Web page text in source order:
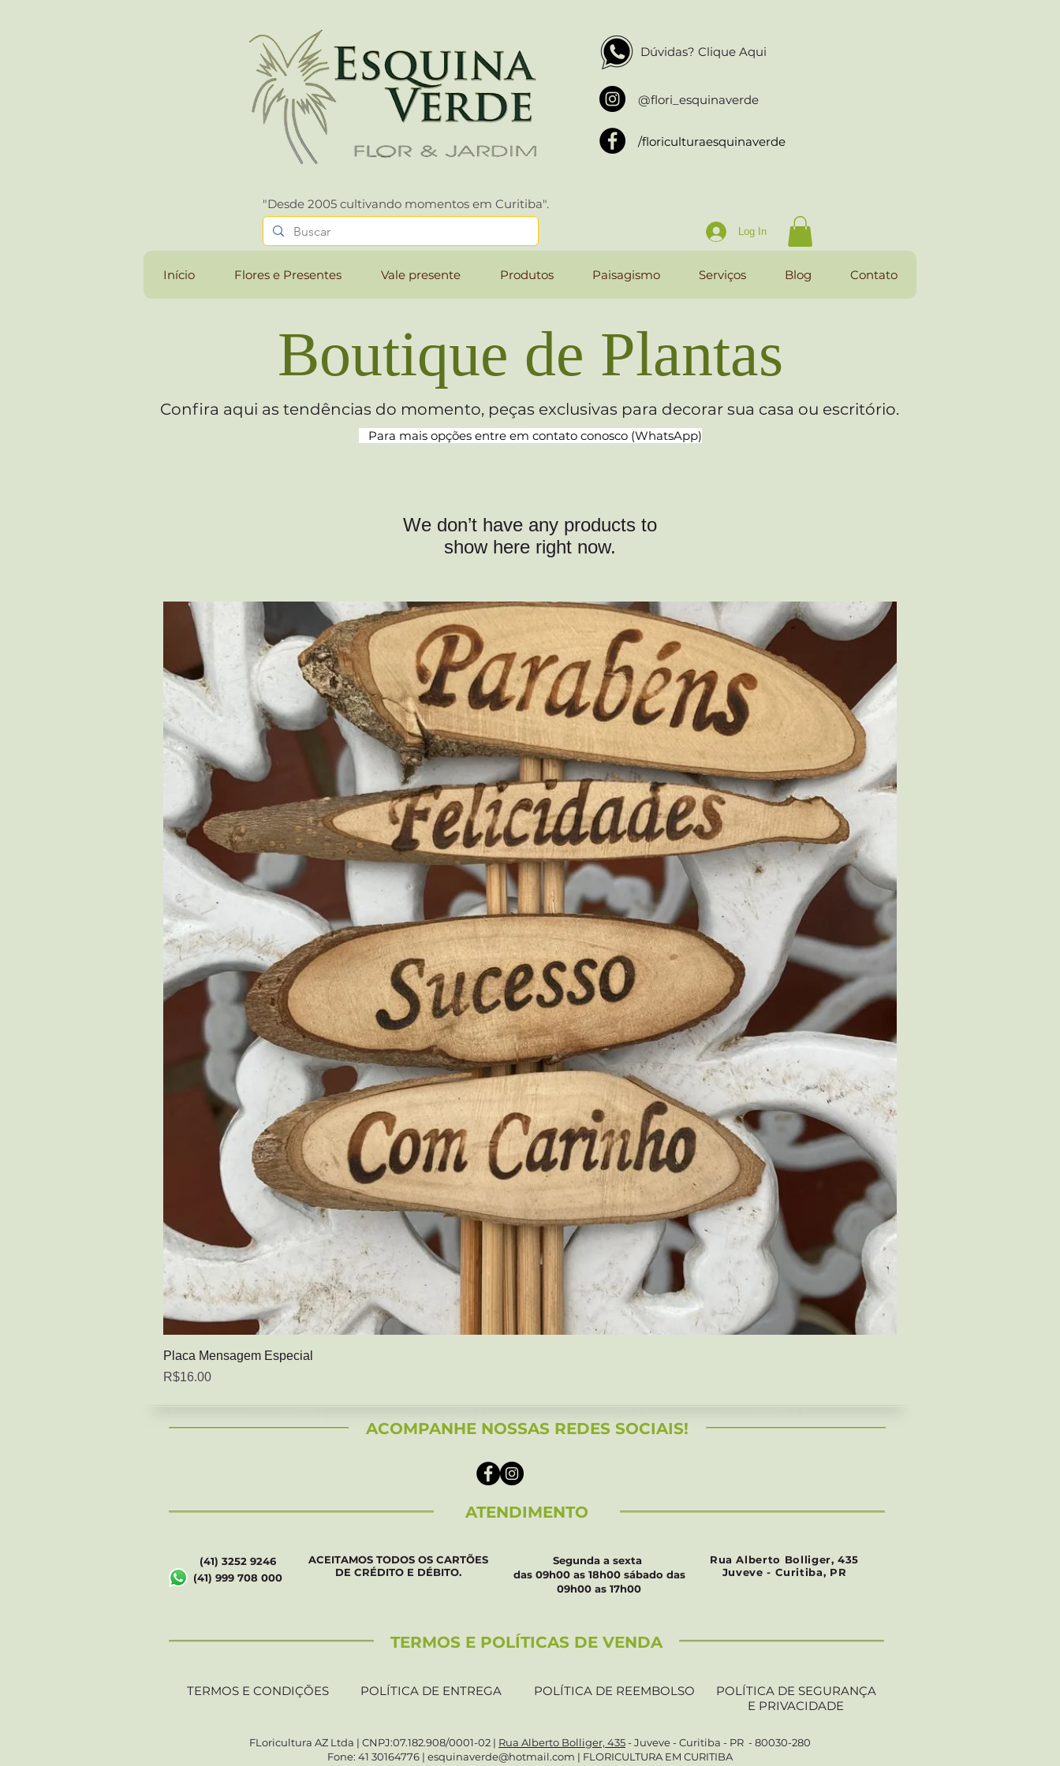
Dúvidas? Clique Aqui
@flori_esquinaverde
/floriculturaesquinaverde
"Desde 2005 cultivando momentos em Curitiba".
Log In
Início Flores e Presentes Vale presente Produtos Paisagismo Serviços Blog Contato
Boutique de Plantas
Confira aqui as tendências do momento, peças exclusivas para decorar sua casa ou escritório.
Para mais opções entre em contato conosco (WhatsApp)
We don’t have any products to
show here right now.
Placa Mensagem Especial
Price
R$16.00
ACOMPANHE NOSSAS REDES SOCIAIS!
ATENDIMENTO
(41) 3252 9246
(41) 999 708 000
ACEITAMOS TODOS OS CARTÕES
DE CRÉDITO E DÉBITO.
Segunda a sexta
das 09h00 as 18h00 sábado das
09h00 as 17h00
Rua Alberto Bolliger, 435
Juveve - Curitiba, PR
TERMOS E POLÍTICAS DE VENDA
TERMOS E CONDIÇÕES POLÍTICA DE ENTREGA POLÍTICA DE REEMBOLSO
POLÍTICA DE SEGURANÇA
E PRIVACIDADE
FLoricultura AZ Ltda | CNPJ:07.182.908/0001-02 | Rua Alberto Bolliger, 435- Juveve - Curitiba - PR - 80030-280
Fone: 41 30164776 | esquinaverde@hotmail.com | FLORICULTURA EM CURITIBA